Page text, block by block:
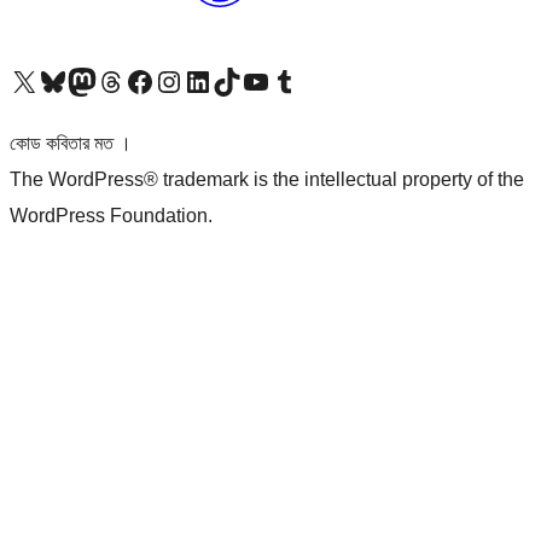
আমাদের X (আগের টুইটার) অ্যাকাউন্টে যানআমাদের Bluesky অ্যাকাউন্টটি দেখুনআমাদের মাস্টোডন অ্যাকাউন্টটি দেখুনআমাদের থ্রেডস অ্যাকাউন্টটি দেখুনআমাদের ফেসবুক পেজ দেখুনআমাদের ইন্সটাগ্রাম অ্যাকাউন্ট দেখুনআমাদের লিঙ্কডইন অ্যাকাউন্টে যানআমাদের TikTok অ্যাকাউন্টটি দেখুনআমাদের ইউটিউব চ্যানেলে যান আমাদের টাম্বলার অ্যাকাউন্ট দেখুন
কোড কবিতার মত ।
The WordPress® trademark is the intellectual property of the
WordPress Foundation.